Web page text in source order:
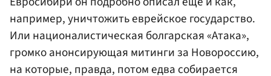
например, уничтожить еврейское государство.
Или националистическая болгарская «Атака»,
громко анонсирующая митинги за Новороссию,
на которые, правда, потом едва собирается